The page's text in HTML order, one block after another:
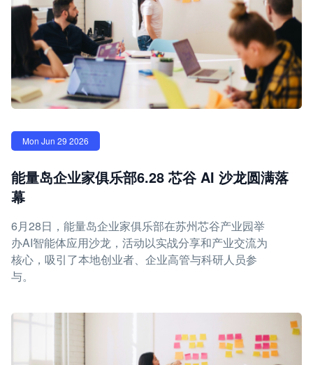
Mon Jun 29 2026
能量岛企业家俱乐部6.28 芯谷 AI 沙龙圆满落
幕
6月28日，能量岛企业家俱乐部在苏州芯谷产业园举
办AI智能体应用沙龙，活动以实战分享和产业交流为
核心，吸引了本地创业者、企业高管与科研人员参
与。